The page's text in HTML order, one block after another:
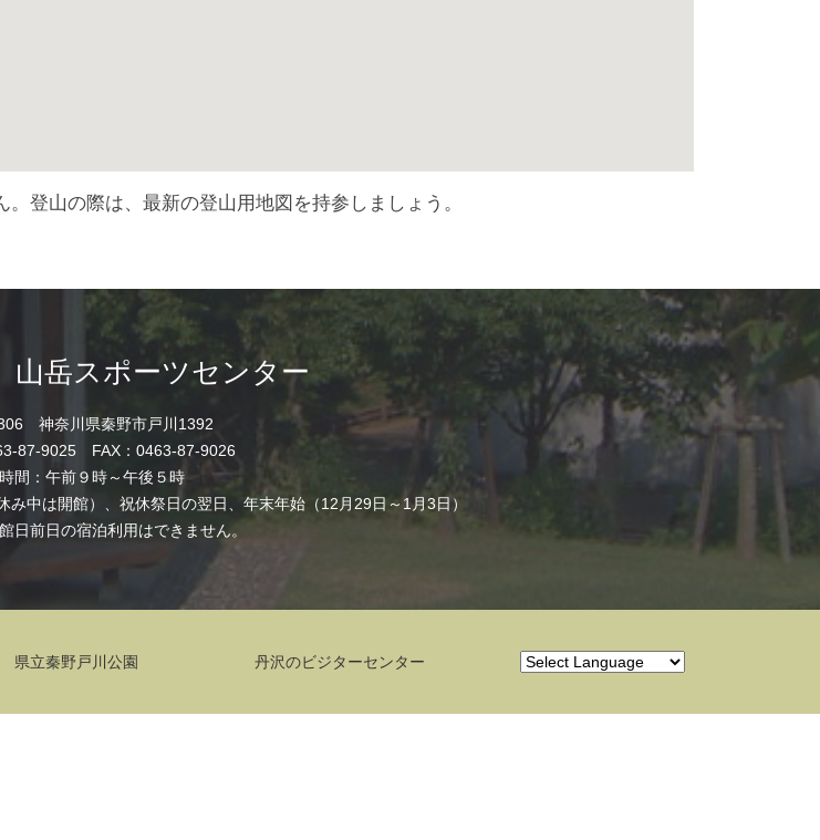
登山の際は、最新の登山用地図を持参しましょう。
岳スポーツセンター
神奈川県秦野市戸川1392
87-9025 FAX：0463-87-9026
間：午前９時～午後５時
中は開館）、祝休祭日の翌日、年末年始（12月29日～1月3日）
の宿泊利用はできません。
県立秦野戸川公園 丹沢のビジターセンター